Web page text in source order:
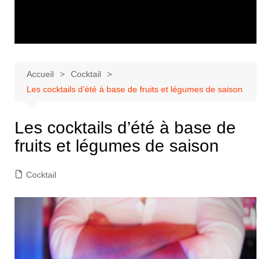
Accueil
Cocktail
Les cocktails d’été à base de fruits et légumes de saison
Les cocktails d’été à base de
fruits et légumes de saison
Cocktail